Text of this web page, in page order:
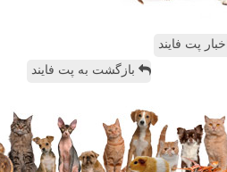
اخبار پت فایند
بازگشت به پت فایند